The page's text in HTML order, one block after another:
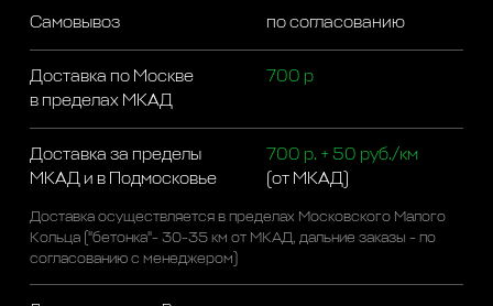
Самовывоз по согласованию
Доставка по Москве
в пределах МКАД
700 р
Доставка за пределы
МКАД и в Подмосковье
700 р. + 50 руб./км
(от МКАД)
Доставка осуществляется в пределах Московского Малого
Кольца ("бетонка"- 30-35 км от МКАД, дальние заказы - по
согласованию с менеджером)